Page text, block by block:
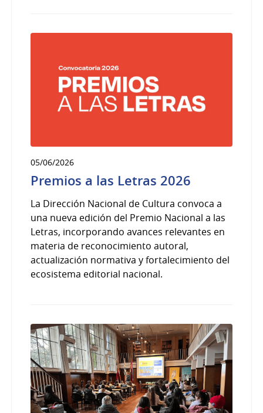
05/06/2026
Premios a las Letras 2026
La Dirección Nacional de Cultura convoca a
una nueva edición del Premio Nacional a las
Letras, incorporando avances relevantes en
materia de reconocimiento autoral,
actualización normativa y fortalecimiento del
ecosistema editorial nacional.